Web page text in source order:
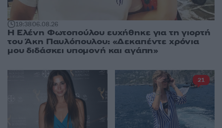
19:3806.08.26
Η Ελένη Φωτοπούλου ευχήθηκε για τη γιορτή
του Άκη Παυλόπουλου: «Δεκαπέντε χρόνια
μου διδάσκει υπομονή και αγάπη»
21